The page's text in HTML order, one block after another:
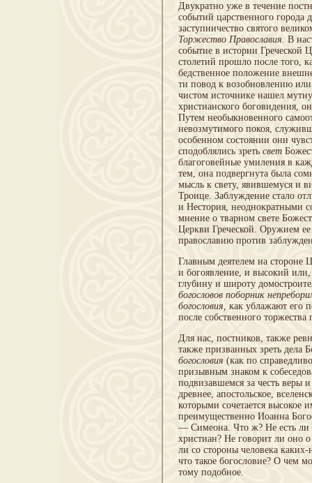
Двукратно уже в течение
событий царственного города
заступничество святого
Торжество Православия. В
событие в ис­тории Греческой
столетий прошло после того,
бедственное положение
ти повод к возобновлению
чистом источнике нашел
христианского боговидения,
Путем необыкновенного
невозмути­мого покоя,
особенном состоянии они
сподоблялись зреть свет
благоговейные умиления в
тем, она подвергнута была
мысль к свету, явившемуся и
Троице. Заблуждение стало
и Нестория, неоднократными
мнение о тварном свете
Церкви Греческой. Оружием
православию против
Главным деятелем на
и богоявление, и высокий
глубину и широту
богословов поборник
богословия, как ублажают его
после собственного
Для нас, постников, также
также при­званных зреть дела
богословия (как по
призывным знаком к
подвизавшемся за честь
древнее, апостоль­ское,
которыми сочетается высокое
преимущественно Иоанна
— Симеона. Что ж? Не есть ли
христиан? Не говорит ли оно
ли со стороны человека
что такое богословие? О чем
тому подобное.